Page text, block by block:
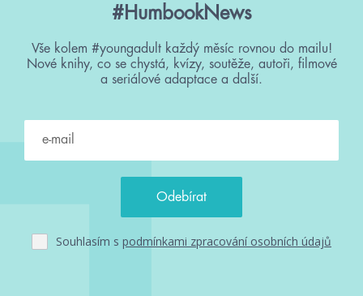
#HumbookNews
Vše kolem #youngadult každý měsíc rovnou do mailu!
Nové knihy, co se chystá, kvízy, soutěže, autoři, filmové
a seriálové adaptace a další.
Souhlasím s podmínkami zpracování osobních údajů